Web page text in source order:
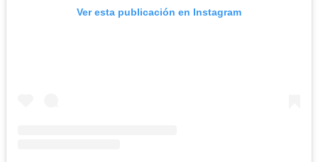
Ver esta publicación en Instagram